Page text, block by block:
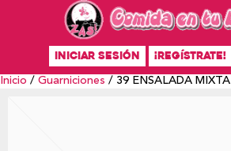
INICIAR SESIÓN ¡REGÍSTRATE!
Inicio / Guarniciones / 39 ENSALADA MIXTA